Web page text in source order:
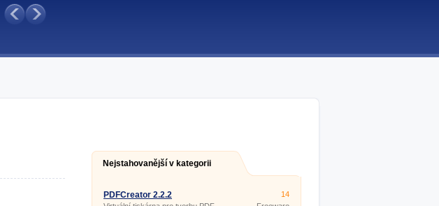
Nejstahovanější v kategorii
PDFCreator 2.2.2
14